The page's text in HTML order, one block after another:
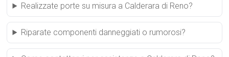
Realizzate porte su misura a Calderara di Reno?
Riparate componenti danneggiati o rumorosi?